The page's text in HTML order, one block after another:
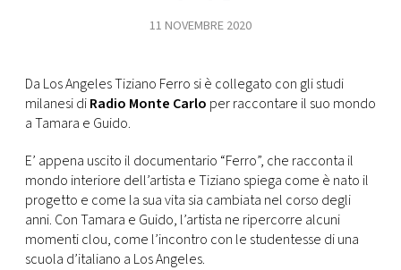
VIDEO
TV
PRINCIPATO
DI
MONACO
11 NOVEMBRE 2020
Da Los Angeles Tiziano Ferro si è collegato con gli studi
milanesi diRadio Monte Carlo per raccontare il suo mondo
a Tamara e Guido.
E’ appena uscito il documentario “Ferro”, che racconta il
mondo interiore dell’artista e Tiziano spiega come è nato il
progetto e come la sua vita sia cambiata nel corso degli
anni. Con Tamara e Guido, l’artista ne ripercorre alcuni
momenti clou, come l’incontro con le studentesse di una
scuola d’italiano a Los Angeles.